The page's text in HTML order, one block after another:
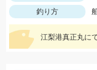
釣り方